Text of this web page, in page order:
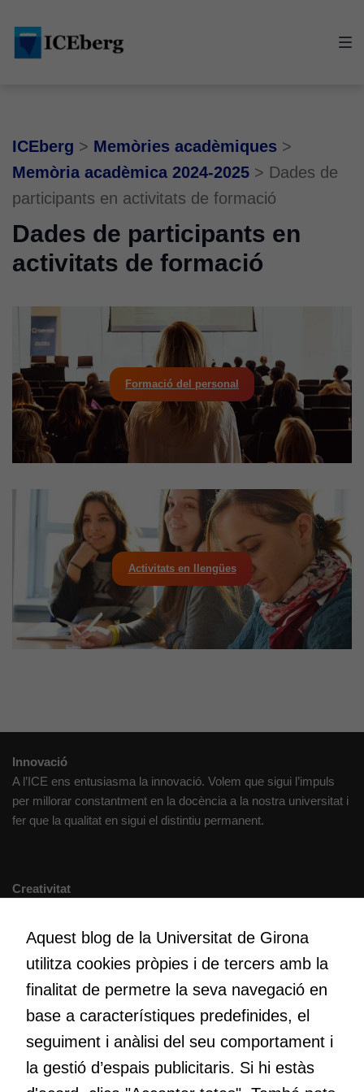
main
content
footer
ICEberg > Memòries acadèmiques >
Memòria acadèmica 2024-2025 > Dades de
participants en activitats de formació
Dades de participants en
activitats de formació
Formació del personal
Activitats en llengües
Innovació
A l’ICE ens entusiasma la innovació. Volem que sigui l’impuls
per millorar constantment en la docència a la nostra universitat i
fer que la qualitat en sigui el distintiu permanent.
Creativitat
maneres de fer-ho i generar plegats idees innovadores.
Educació
Com deia Josep Pallach, l’educació és una palanca per a la
transformació. Volem contribuir a millorar-la impulsant
metodologies docents actives i ambients d’aprenentatge
Aquest blog de la Universitat de Girona
utilitza cookies pròpies i de tercers amb la
finalitat de permetre la seva navegació en
base a característiques predefinides, el
seguiment i anàlisi del seu comportament i
la gestió d’espais publicitaris. Si hi estàs